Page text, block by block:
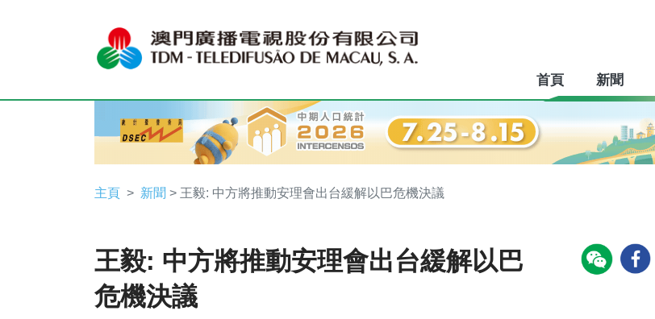
首頁 新聞
主頁 新聞 > 王毅: 中方將推動安理會出台緩解以巴危機決議
王毅: 中方將推動安理會出台緩解以巴
危機決議